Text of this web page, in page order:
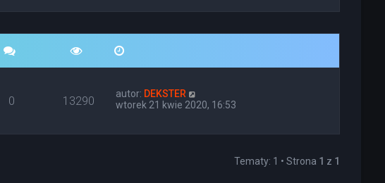
0 13290 autor: DEKSTER
wtorek 21 kwie 2020, 16:53
Tematy: 1 • Strona 1 z 1